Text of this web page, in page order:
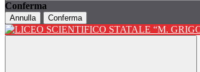
Conferma
Annulla Conferma